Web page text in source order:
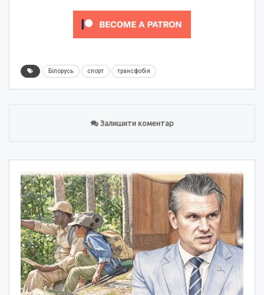
Білорусь спорт трансфобія
Залишити коментар